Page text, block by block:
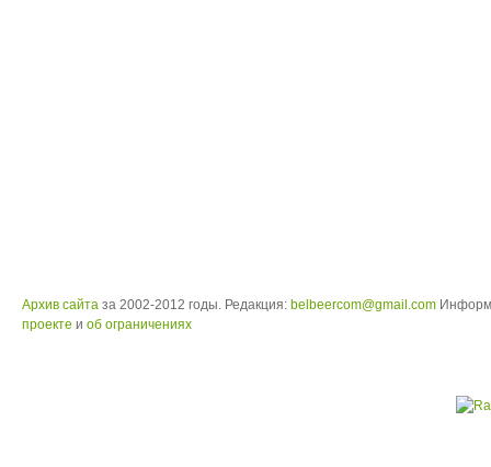
Архив сайта за 2002-2012 годы. Редакция: belbeercom@gmail.com
проекте и об ограничениях